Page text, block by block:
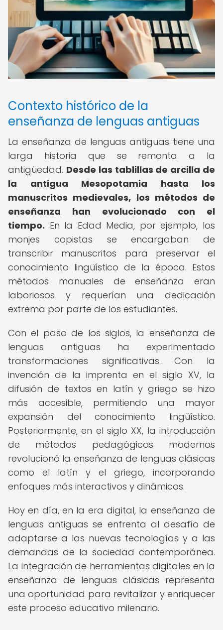
Contexto histórico de la
enseñanza de lenguas antiguas
La enseñanza de lenguas antiguas tiene una
larga historia que se remonta a la
antigüedad. Desde las tablillas de arcilla de
la antigua Mesopotamia hasta los
manuscritos medievales, los métodos de
enseñanza han evolucionado con el
tiempo. En la Edad Media, por ejemplo, los
monjes copistas se encargaban de
transcribir manuscritos para preservar el
conocimiento lingüístico de la época. Estos
métodos manuales de enseñanza eran
laboriosos y requerían una dedicación
extrema por parte de los estudiantes.
Con el paso de los siglos, la enseñanza de
lenguas antiguas ha experimentado
transformaciones significativas. Con la
invención de la imprenta en el siglo XV, la
difusión de textos en latín y griego se hizo
más accesible, permitiendo una mayor
expansión del conocimiento lingüístico.
Posteriormente, en el siglo XX, la introducción
de métodos pedagógicos modernos
revolucionó la enseñanza de lenguas clásicas
como el latín y el griego, incorporando
enfoques más interactivos y dinámicos.
Hoy en día, en la era digital, la enseñanza de
lenguas antiguas se enfrenta al desafío de
adaptarse a las nuevas tecnologías y a las
demandas de la sociedad contemporánea.
La integración de herramientas digitales en la
enseñanza de lenguas clásicas representa
una oportunidad para revitalizar y enriquecer
este proceso educativo milenario.